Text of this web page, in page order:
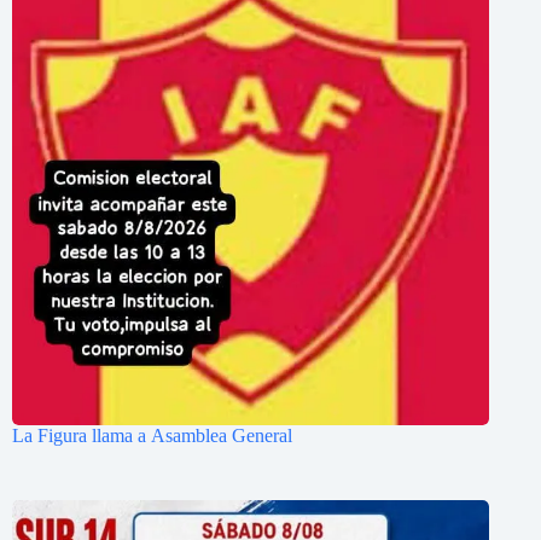
La Figura llama a Asamblea General